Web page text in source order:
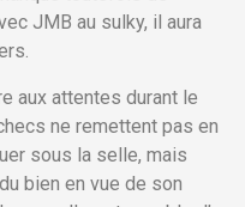
JMB au sulky, il aura
aux attentes durant le
ne remettent pas en
sous la selle, mais
bien en vue de son